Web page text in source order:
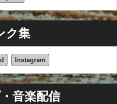
ク集
Instagram
音楽配信